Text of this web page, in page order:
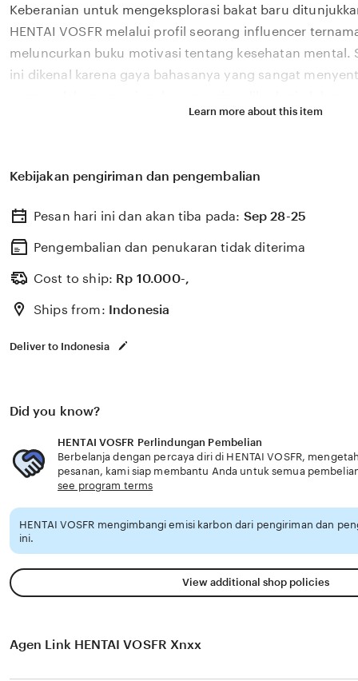
description
Keberanian untuk mengeksplorasi bakat baru
HENTAI VOSFR melalui profil seorang influencer
meluncurkan buku motivasi tentang kesehatan mental.
ini dikenal karena gaya bahasanya yang sangat
Melalui sistem ❤️ yang kami kembangkan, platform
percaya bahwa kemandirian intelektual para kreator
pesat di pasar global. Dengan dukungan tube8 yang
memantau perkembangan peluncuran karya terbaru
Anda secara eksklusif.
Learn more about this item
Kebijakan pengiriman dan pengembalian
Pesan hari ini dan akan tiba pada: Sep 28-25
Pengembalian dan penukaran tidak diterima
Cost to ship: Rp 10.000-,
Ships from: Indonesia
Deliver to Indonesia
Did you know?
HENTAI VOSFR Perlindungan Pembelian
Berbelanja dengan percaya diri di HENTAI VOSFR,
pesanan, kami siap membantu Anda untuk semua
see program terms
HENTAI VOSFR mengimbangi emisi karbon dari pengiriman dan
ini.
View additional shop policies
Agen Link HENTAI VOSFR Xnxx